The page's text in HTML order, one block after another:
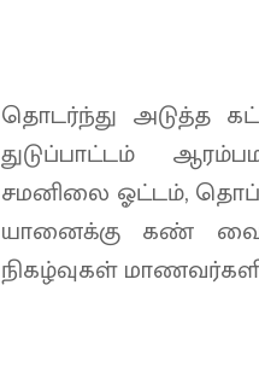
தொடர்ந்து அடுத்த
துடுப்பாட்டம்
சமனிலை ஓட்டம்,
யானைக்கு கண்
நிகழ்வுகள்